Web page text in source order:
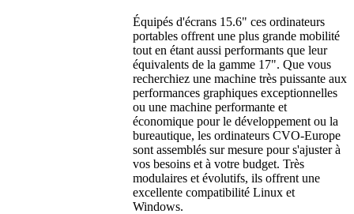
Équipés d'écrans 15.6" ces ordinateurs
portables offrent une plus grande mobilité
tout en étant aussi performants que leur
équivalents de la gamme 17". Que vous
recherchiez une machine très puissante aux
performances graphiques exceptionnelles
ou une machine performante et
économique pour le développement ou la
bureautique, les ordinateurs CVO-Europe
sont assemblés sur mesure pour s'ajuster à
vos besoins et à votre budget. Très
modulaires et évolutifs, ils offrent une
excellente compatibilité Linux et
Windows.